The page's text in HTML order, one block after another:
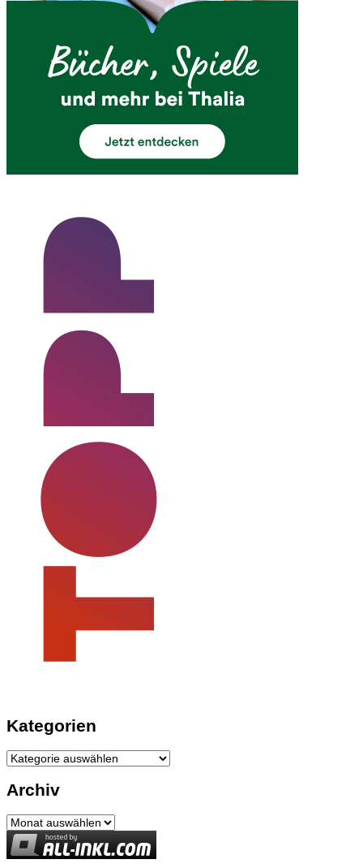
Kategorien
Kategorien
Archiv
Archiv